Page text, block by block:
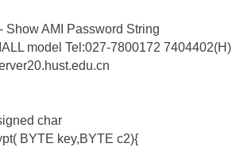
Show AMI Password String
model Tel:027-7800172 7404402(H)
char
BYTE key,BYTE c2){